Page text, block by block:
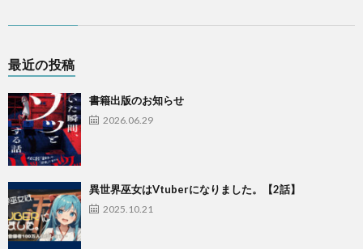
最近の投稿
書籍出版のお知らせ
2026.06.29
異世界巫女はVtuberになりました。【2話】
2025.10.21